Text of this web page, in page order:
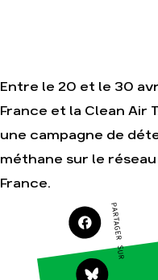
Agir
Faire un don
S'engager sur le
Soutenir les
campagnes
Transmettre
tout ou partie de
son patrimoine
Entre le 20 et le 30
France et la Clean Air
une campagne de
méthane sur le
France.
PARTAGER SUR